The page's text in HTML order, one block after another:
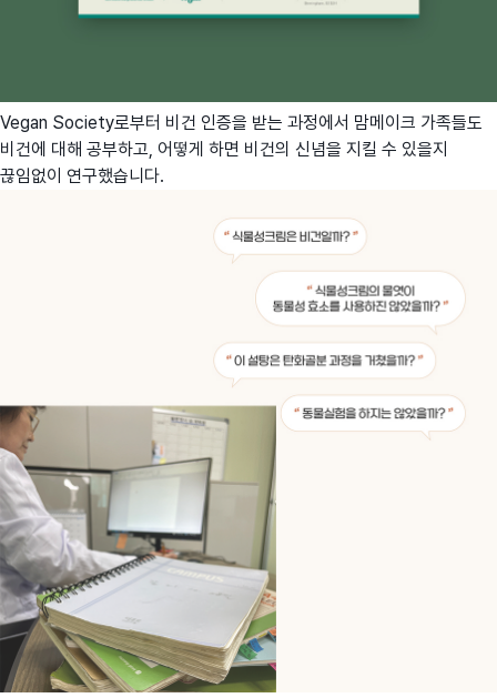
Vegan Society로부터 비건 인증을 받는 과정에서 맘메이크 가족들도
비건에 대해 공부하고, 어떻게 하면 비건의 신념을 지킬 수 있을지
끊임없이 연구했습니다.